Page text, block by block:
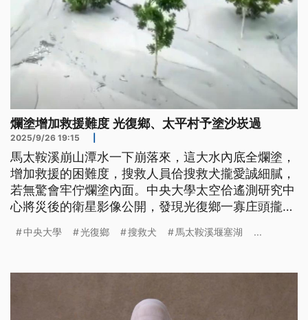
爛塗增加救援難度 光復鄉、太平村予塗沙崁過
2025/9/26 19:15
馬太鞍溪崩山潭水一下崩落來，這大水內底全爛塗，
增加救援的困難度，搜救人員佮搜救犬攏愛誠細膩，
若無驚會牢佇爛塗內面。中央大學太空佮遙測研究中
心將災後的衛星影像公開，發現光復鄉一寡庄頭攏予
標題、導言為台語文）
中央大學 光復鄉 搜救犬 馬太鞍溪堰塞湖 ...